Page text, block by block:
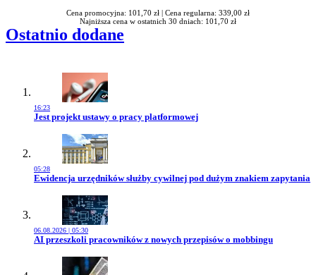
Cena promocyjna: 101,70 zł | Cena regularna: 339,00 zł
Najniższa cena w ostatnich 30 dniach: 101,70 zł
Ostatnio dodane
16:23
Przejdź do artykułu:
Jest projekt ustawy o pracy platformowej
05:28
Przejdź do artykułu:
Ewidencja urzędników służby cywilnej pod dużym znakiem zapytania
06.08.2026 | 05:30
Przejdź do artykułu:
AI przeszkoli pracowników z nowych przepisów o mobbingu